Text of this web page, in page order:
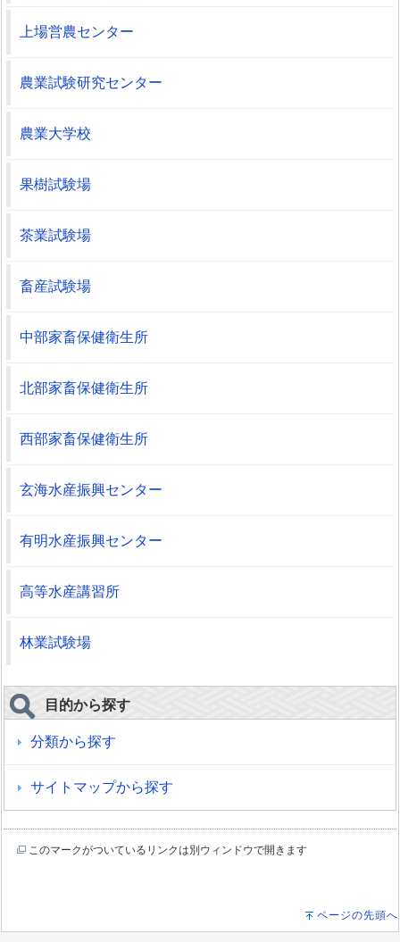
上場営農センター
農業試験研究センター
農業大学校
果樹試験場
茶業試験場
畜産試験場
中部家畜保健衛生所
北部家畜保健衛生所
西部家畜保健衛生所
玄海水産振興センター
有明水産振興センター
高等水産講習所
林業試験場
目的から探す
分類から探す
サイトマップから探す
このマークがついているリンクは別ウィンドウで開きます
ページの先頭へ